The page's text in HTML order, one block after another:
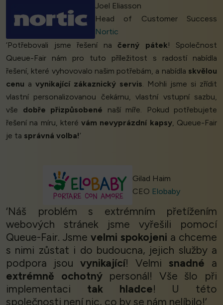
Joel Eliasson
Head of Customer Success
Nortic
‘Potřebovali jsme řešení na černý pátek! Společnost
Queue-Fair nám pro tuto příležitost s radostí nabídla
řešení, které vyhovovalo našim potřebám, a nabídla skvělou
cenu a vynikající zákaznický servis . Mohli jsme si zřídit
vlastní personalizovanou čekárnu, vlastní vstupní sazbu,
vše dobře přizpůsobené naší míře. Pokud potřebujete
řešení na míru, kterévám nevyprázdní kapsy, Queue-Fair
je ta správná volba!’
Gilad Haim
CEO Elobaby
‘Náš problém s extrémním přetížením
webových stránek jsme vyřešili pomocí
Queue-Fair. Jsme velmi spokojeni a chceme
s nimi zůstat i do budoucna, jejich služby a
podpora jsou vynikající! Velmi snadné a
extrémně ochotnýpersonál! Vše šlo při
implementaci tak hladce! U této
společnosti není nic, co by se nám nelíbilo!’